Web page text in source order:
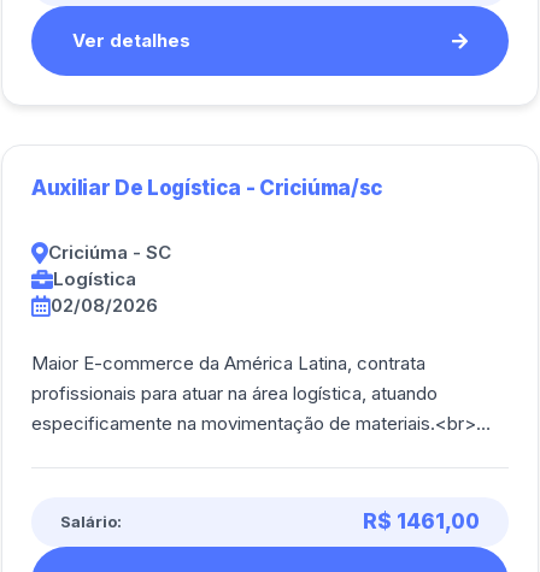
Ver detalhes
Auxiliar De Logística - Criciúma/sc
Criciúma - SC
Logística
02/08/2026
Maior E-commerce da América Latina, contrata
profissionais para atuar na área logística, atuando
especificamente na movimentação de materiais.<br>
Salário: R$ 1461,00